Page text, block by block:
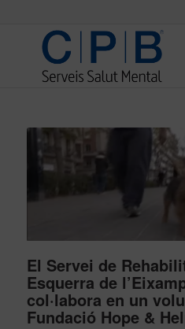
El Servei de
Esquerra de
col·labora en un
Fundació Hope &